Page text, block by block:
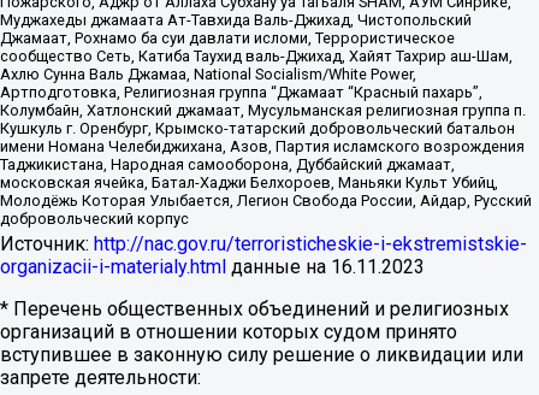
Муджахеды джамаата Ат-Тавхида Валь-Джихад, Чистопольский
Джамаат, Рохнамо ба суи давлати исломи, Террористическое
сообщество Сеть, Катиба Таухид валь-Джихад, Хайят Тахрир аш-Шам,
Ахлю Сунна Валь Джамаа, National Socialism/White Power,
Артподготовка, Религиозная группа “Джамаат “Красный пахарь”,
Колумбайн, Хатлонский джамаат, Мусульманская религиозная группа п.
Кушкуль г. Оренбург, Крымско-татарский добровольческий батальон
имени Номана Челебиджихана, Азов, Партия исламского возрождения
Таджикистана, Народная самооборона, Дуббайский джамаат,
московская ячейка, Батал-Хаджи Белхороев, Маньяки Культ Убийц,
Молодёжь Которая Улыбается, Легион Свобода России, Айдар, Русский
добровольческий корпус
Источник: http://nac.gov.ru/terroristicheskie-i-ekstremistskie-
organizacii-i-materialy.html данные на 16.11.2023
* Перечень общественных объединений и религиозных
организаций в отношении которых судом принято
вступившее в законную силу решение о ликвидации или
запрете деятельности: